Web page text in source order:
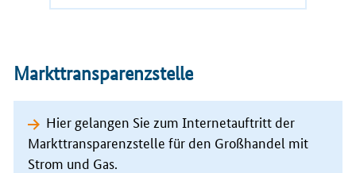
Markttransparenzstelle
Hier gelangen Sie zum Internetauftritt der
Markttransparenzstelle für den Großhandel mit
Strom und Gas.